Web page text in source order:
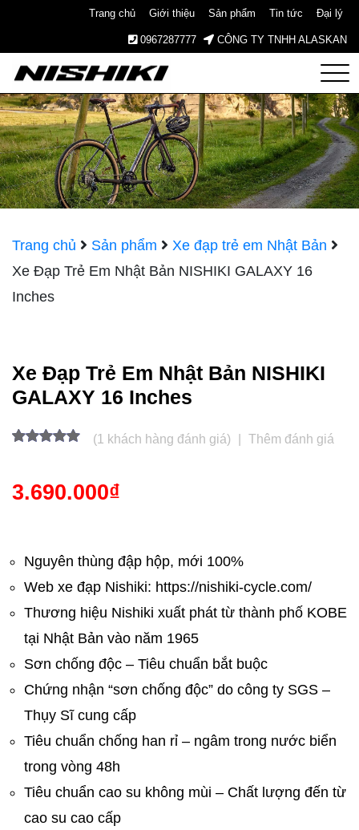
Trang chủ Giới thiệu Sản phẩm Tin tức Đại lý
0967287777 CÔNG TY TNHH ALASKAN
Nishiki
– Xe
Đạp
Nhật
Bản –
1965
Trang chủ Sản phẩm
Xe đạp trẻ em Nhật Bản
Xe Đạp Trẻ Em Nhật Bản NISHIKI GALAXY 16
Inches
Xe Đạp Trẻ Em Nhật Bản NISHIKI
GALAXY 16 Inches
đánh giá
(1 khách hàng đánh giá) Thêm đánh giá
3.690.000₫
Nguyên thùng đập hộp, mới 100%
Web xe đạp Nishiki: https://nishiki-cycle.com/
Thương hiệu Nishiki xuất phát từ thành phố KOBE
tại Nhật Bản vào năm 1965
Sơn chống độc – Tiêu chuẩn bắt buộc
Chứng nhận “sơn chống độc” do công ty SGS –
Thụy Sĩ cung cấp
Tiêu chuẩn chống han rỉ – ngâm trong nước biển
trong vòng 48h
Tiêu chuẩn cao su không mùi – Chất lượng đến từ
cao su cao cấp